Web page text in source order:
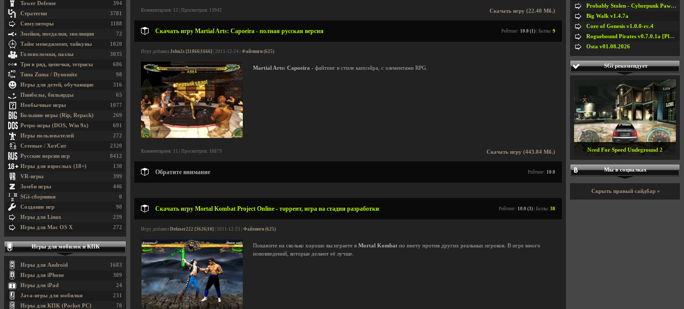
Скачать игру (22.40 Мб.)
Комментариев: 12 | Просмотров: 13942
Скачать игру Martial Arts: Capoeira - полная русская версия Рейтинг: 10.0 (1) | Баллы: 9
Игру добавил John2s [11866|1666] | 2011-12-24 | Файтинги (625)
Martial Arts: Capoeira - файтинг в стиле капоэйра, с элементами RPG.
Скачать игру (443.84 Мб.)
Комментариев: 11 | Просмотров: 16879
Обратите внимание Рейтинг: 10.0
Скачать игру Mortal Kombat Project Online - торрент, игра на стадии разработки Рейтинг: 10.0 (3) | Баллы: 38
Игру добавил Defuser222 [3626|10] | 2011-12-23 | Файтинги (625)
Покажите на сколько хорошо вы играете в Mortal Kombat по инету против других реальных игроков. В игре много
нововведений, которые делают её лучше.
394
Tower Defense
3781
Стратегии
1188
Симуляторы
72
Змейки, поедалки, эволюция
1020
Тайм менеджмент, тайкуны
3035
Головоломки, пазлы
686
Три в ряд, цепочки, тетрисы
98
Типа Zuma / Dynomite
316
Игры для детей, обучающие
65
Пинболы, бильярды
1077
Необычные игры
269
Большие игры (Rip, Repack)
691
Ретро-игры (DOS, Win 9x)
272
Игры пользователей
2320
Сетевые / ХотСит
8412
Русские версии игр
130
Игры для взрослых (18+)
399
VR-игры
446
Зомби игры
0
SGi-сборники
98
Создание игр
239
Игры для Linux
272
Игры для Mac OS X
Игры для мобилок и КПК
1683
Игры для Android
309
Игры для iPhone
24
Игры для iPad
231
Java-игры для мобилки
78
Игры для КПК (Pocket PC)
Probably Stolen - Cyberpunk Pawnshop Simulator v048c [Playtest]
Big Walk v1.4.7a
Core of Genesis v1.0.0-rc.4
Roguebound Pirates v0.7.0.1a [Playtest]
Osta v01.08.2026
SGi рекомендует
Need For Speed Undeground 2
Мы в социалках
Скрыть правый сайдбар »